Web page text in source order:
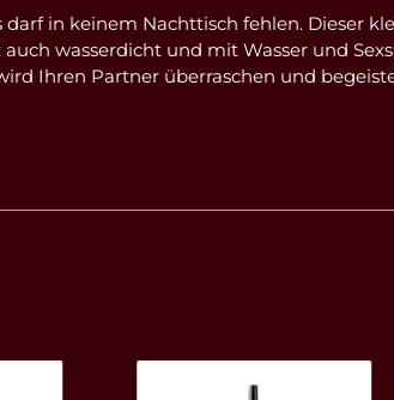
darf in keinem Nachttisch fehlen. Dieser
wasserdicht und mit Wasser und
Ihren Partner überraschen und